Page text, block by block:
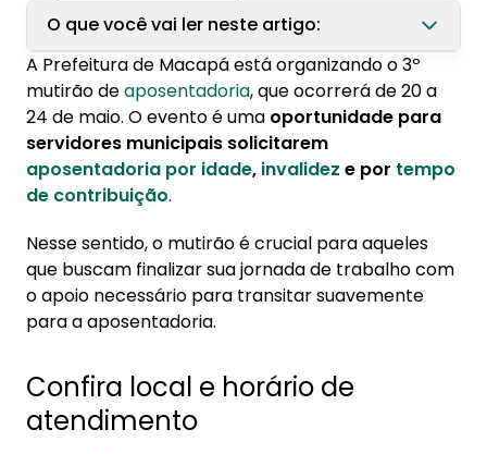
O que você vai ler neste artigo:
1. Confira local e horário de atendimento
2. Documentação necessária para solicitar o
benefício
A Prefeitura de Macapá está organizando o 3º
mutirão deaposentadoria, que ocorrerá de 20 a
24 de maio. O evento é uma oportunidade para
servidores municipais solicitarem
aposentadoria por idade, invalidez e por tempo
de contribuição.
Nesse sentido, o mutirão é crucial para aqueles
que buscam finalizar sua jornada de trabalho com
o apoio necessário para transitar suavemente
para a aposentadoria.
Confira local e horário de
atendimento